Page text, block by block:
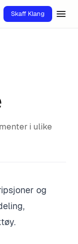
Skaff Klang menu
i ulike
og